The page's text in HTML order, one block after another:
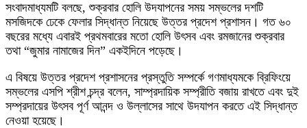
সংবাদমাধ্যমটি বলছে, শুক্রবার হোলি উদযাপনের সময় সম্ভলের দশটি
মসজিদকে ঢেকে ফেলার সিদ্ধান্ত নিয়েছে উত্তর প্রদেশ প্রশাসন। গত ৬০
বছরের মধ্যে এবারই প্রথমবারের মতো হোলি উৎসব এবং রমজানের শুক্রবার
তথা “জুমার নামাজের দিন” একইদিনে পড়েছে।
এ বিষয়ে উত্তর প্রদেশ প্রশাসনের প্রস্তুতি সম্পর্কে গণমাধ্যমকে ব্রিফিংয়ে
সম্ভলের এসপি শ্রীশ চন্দ্র বলেন, সাম্প্রদায়িক সম্প্রীতি বজায় রাখতে এবং দুই
সম্প্রদায়ের উৎসব পূর্ণ আনন্দ ও উল্লাসের সাথে উদযাপন করতে এই সিদ্ধান্ত
নেওয়া হয়েছে।